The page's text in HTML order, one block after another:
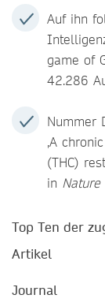
Auf ihn
game of
42.286
Nummer
‚A
(THC)
in
Top Ten der
Artikel
Journal